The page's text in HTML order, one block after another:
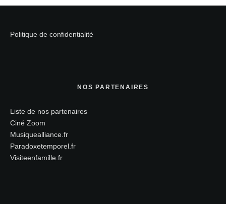
Politique de confidentialité
NOS PARTENAIRES
Liste de nos partenaires
Ciné Zoom
Musiquealliance.fr
Paradoxetemporel.fr
Visiteenfamille.fr